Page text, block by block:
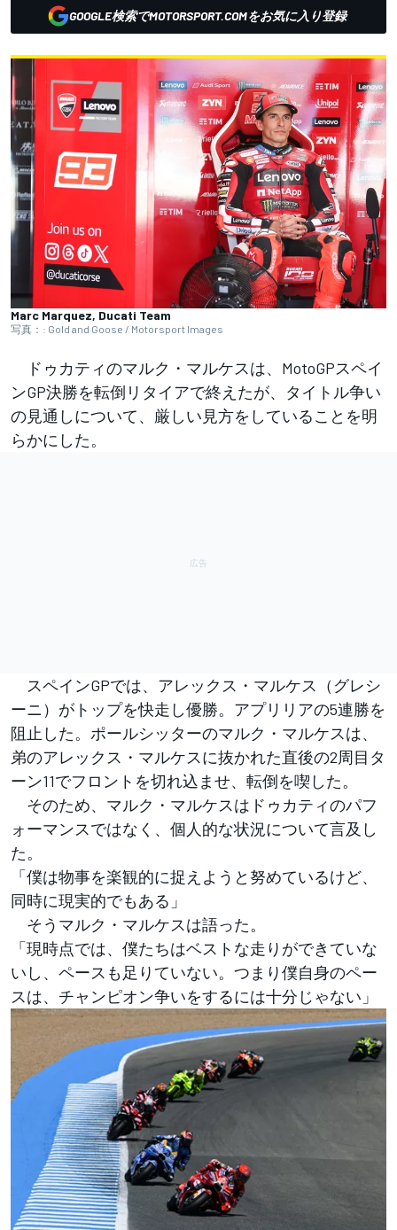
GOOGLE検索でMOTORSPORT.COMをお気に入り登録
Marc Marquez, Ducati Team
写真：: Gold and Goose / Motorsport Images
ドゥカティのマルク・マルケスは、MotoGPスペイ
ンGP決勝を転倒リタイアで終えたが、タイトル争い
の見通しについて、厳しい見方をしていることを明
らかにした。
スペインGPでは、アレックス・マルケス（グレシ
ーニ）がトップを快走し優勝。アプリリアの5連勝を
阻止した。ポールシッターのマルク・マルケスは、
弟のアレックス・マルケスに抜かれた直後の2周目タ
ーン11でフロントを切れ込ませ、転倒を喫した。
そのため、マルク・マルケスはドゥカティのパフ
ォーマンスではなく、個人的な状況について言及し
た。
「僕は物事を楽観的に捉えようと努めているけど、
同時に現実的でもある」
そうマルク・マルケスは語った。
「現時点では、僕たちはベストな走りができていな
いし、ペースも足りていない。つまり僕自身のペー
スは、チャンピオン争いをするには十分じゃない」